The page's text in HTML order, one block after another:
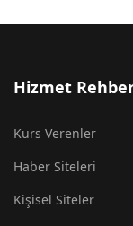
Hizmet
Kurs Verenler
Haber Siteleri
Kişisel Siteler